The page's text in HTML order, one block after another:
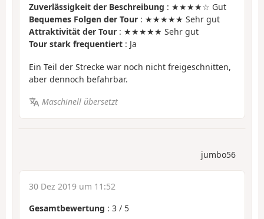
Zuverlässigkeit der Beschreibung : ★★★★☆ Gut
Bequemes Folgen der Tour : ★★★★★ Sehr gut
Attraktivität der Tour : ★★★★★ Sehr gut
Tour stark frequentiert : Ja
Ein Teil der Strecke war noch nicht freigeschnitten,
aber dennoch befahrbar.
Maschinell übersetzt
jumbo56
30 Dez 2019 um 11:52
Gesamtbewertung : 3 / 5